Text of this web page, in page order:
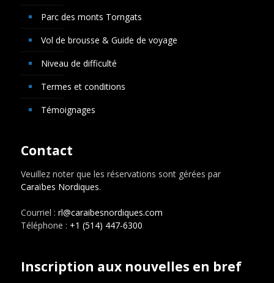
Parc des monts Torngats
Vol de brousse & Guide de voyage
Niveau de difficulté
Termes et conditions
Témoignages
Contact
Veuillez noter que les réservations sont gérées par
Caraïbes Nordiques.
Courriel : rl@caraibesnordiques.com
Téléphone : +1 (514) 447-6300
Inscription aux nouvelles en bref